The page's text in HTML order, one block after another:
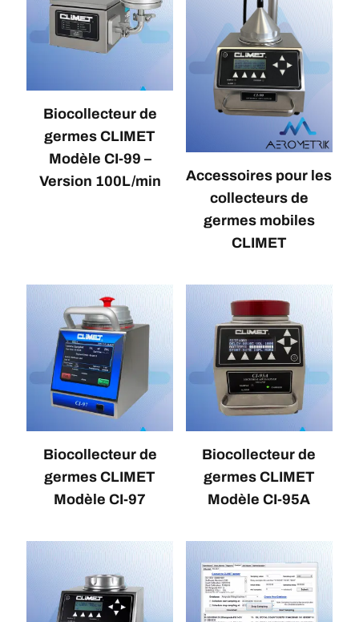
Biocollecteur de
germes CLIMET
Modèle CI-99 –
Version 100L/min
Accessoires pour les
collecteurs de
germes mobiles
CLIMET
Biocollecteur de
germes CLIMET
Modèle CI-97
Biocollecteur de
germes CLIMET
Modèle CI-95A